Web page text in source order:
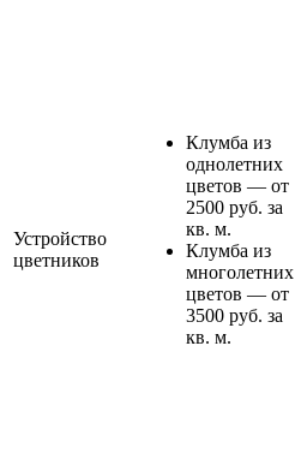
Устройство
цветников
Клумба из
однолетних
цветов — от
2500 руб. за
кв. м.
Клумба из
многолетних
цветов — от
3500 руб. за
кв. м.